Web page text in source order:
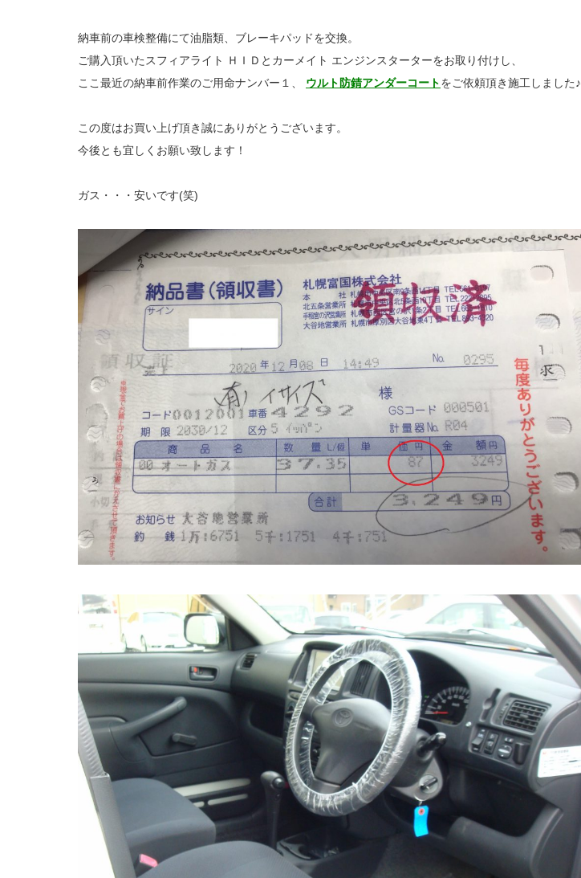
納車前の車検整備にて油脂類、ブレーキパッドを交換。
ご購入頂いたスフィアライト ＨＩＤとカーメイト エンジンスターターをお取り付けし、
ここ最近の納車前作業のご用命ナンバー１、 ウルト防錆アンダーコートをご依頼頂き施工しました♪
この度はお買い上げ頂き誠にありがとうございます。
今後とも宜しくお願い致します！
ガス・・・安いです(笑)